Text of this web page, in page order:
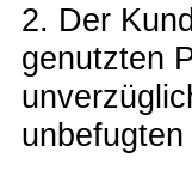
2. Der
genutzten